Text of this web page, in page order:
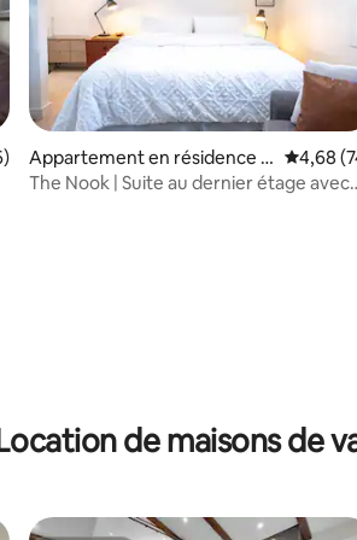
moyenne sur la base de 46
Appartement en résidence ⋅
Harrison Hot Springs
4,68
The Nook | Suite au dernier étage avec
de maisons de